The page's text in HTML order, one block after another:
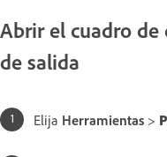
Abrir el cuadro
de salida
Elija Herramientas >